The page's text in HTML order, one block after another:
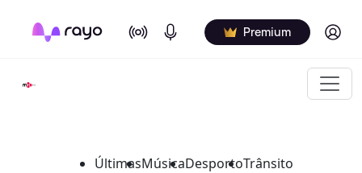
On Air Podcasts Premium Log in
ÚltimasMúsicaDesportoTrânsito